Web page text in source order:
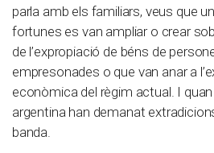
parla amb els familiars, veus que
fortunes es van ampliar o crear
de l’expropiació de béns de
empresonades o que van anar a
econòmica del règim actual. I
argentina han demanat
banda.